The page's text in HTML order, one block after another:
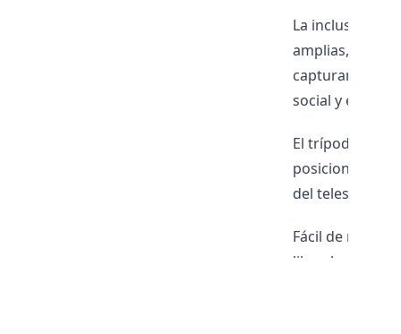
La inclusión de
amplias,
capturar y
social y
El trípode de
posiciones de
del telescopio
Fácil de
libre, haciendo